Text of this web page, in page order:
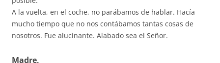
A la vuelta, en el coche, no parábamos de hablar. Hacía
mucho tiempo que no nos contábamos tantas cosas de
nosotros. Fue alucinante. Alabado sea el Señor.
Madre,